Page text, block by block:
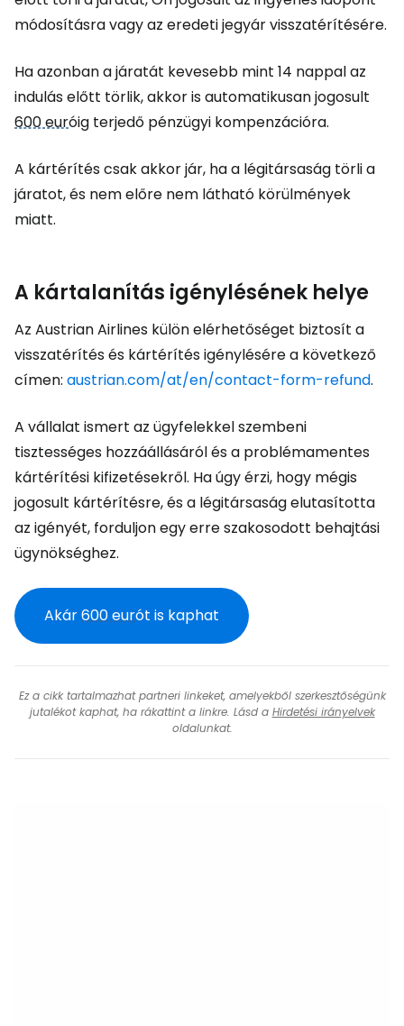
módosításra vagy az eredeti jegyár visszatérítésére.
Ha azonban a járatát kevesebb mint 14 nappal az
indulás előtt törlik, akkor is automatikusan jogosult
600 euróig terjedő pénzügyi kompenzációra.
A kártérítés csak akkor jár, ha a légitársaság törli a
járatot, és nem előre nem látható körülmények
miatt.
A kártalanítás igénylésének helye
Az Austrian Airlines külön elérhetőséget biztosít a
visszatérítés és kártérítés igénylésére a következő
címen: austrian.com/at/en/contact-form-refund.
A vállalat ismert az ügyfelekkel szembeni
tisztességes hozzáállásáról és a problémamentes
kártérítési kifizetésekről. Ha úgy érzi, hogy mégis
jogosult kártérítésre, és a légitársaság elutasította
az igényét, forduljon egy erre szakosodott behajtási
ügynökséghez.
Akár600 eurót is kaphat
Ez a cikk tartalmazhat partneri linkeket, amelyekből szerkesztőségünk
jutalékot kaphat, ha rákattint a linkre. Lásd a Hirdetési irányelvek
oldalunkat.